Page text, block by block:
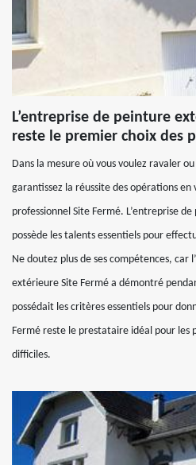
L’entreprise de peinture
reste le premier choix des
Dans la mesure où vous voulez ravaler
garantissez la réussite des opérations en
professionnel Site Fermé. L’entreprise
possède les talents essentiels pour
Ne doutez plus de ses compétences, car
extérieure Site Fermé a démontré
possédait les critères essentiels pour
Fermé reste le prestataire idéal pour les
difficiles.